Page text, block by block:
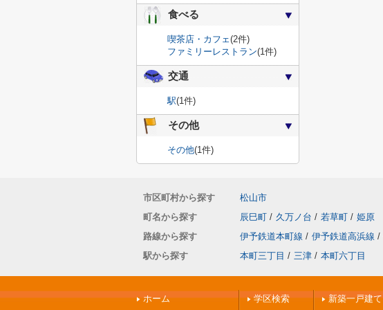
食べる
喫茶店・カフェ(2件)
ファミリーレストラン(1件)
交通
駅(1件)
その他
その他(1件)
市区町村から探す
松山市
町名から探す
辰巳町 / 久万ノ台 / 若草町 / 姫原
路線から探す
伊予鉄道本町線 / 伊予鉄道高浜線 /
駅から探す
本町三丁目 / 三津 / 本町六丁目
ホーム 学区検索 新築一戸建て